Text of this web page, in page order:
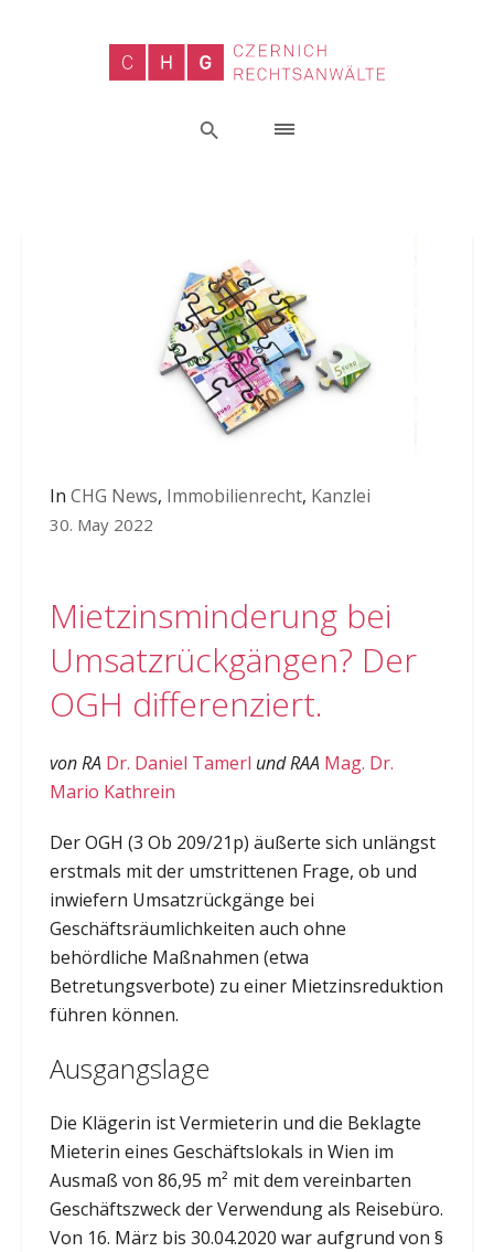
In CHG News, Immobilienrecht, Kanzlei
30. May 2022
Mietzinsminderung bei
Umsatzrückgängen? Der
OGH differenziert.
von RA Dr. Daniel Tamerl und RAA Mag. Dr.
Mario Kathrein
Der OGH (3 Ob 209/21p) äußerte sich unlängst
erstmals mit der umstrittenen Frage, ob und
inwiefern Umsatzrückgänge bei
Geschäftsräumlichkeiten auch ohne
behördliche Maßnahmen (etwa
Betretungsverbote) zu einer Mietzinsreduktion
führen können.
Ausgangslage
Die Klägerin ist Vermieterin und die Beklagte
Mieterin eines Geschäftslokals in Wien im
Ausmaß von 86,95 m² mit dem vereinbarten
Geschäftszweck der Verwendung als Reisebüro.
Von 16. März bis 30.04.2020 war aufgrund von §